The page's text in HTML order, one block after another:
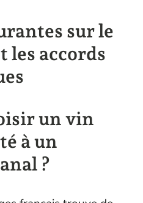
sur le
les accords
un vin
à un
?